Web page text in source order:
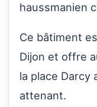
haussmanien
Ce bâtiment
Dijon et offre
la place Darcy
attenant.